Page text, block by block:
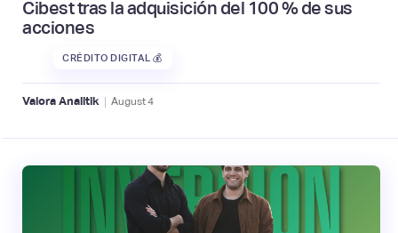
Cibest tras la adquisición del 100 % de sus
acciones
CRÉDITO DIGITAL 💰
Valora Analitik | August4